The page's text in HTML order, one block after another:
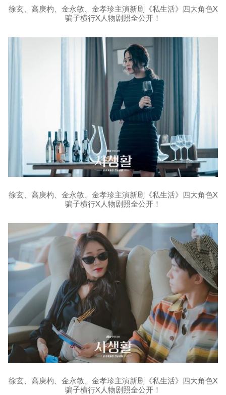
徐玄、高庚杓、金永敏、金孝珍主演新剧《私生活》四大角色X
骗子横行X人物剧照全公开！
徐玄、高庚杓、金永敏、金孝珍主演新剧《私生活》四大角色X
骗子横行X人物剧照全公开！
徐玄、高庚杓、金永敏、金孝珍主演新剧《私生活》四大角色X
骗子横行X人物剧照全公开！